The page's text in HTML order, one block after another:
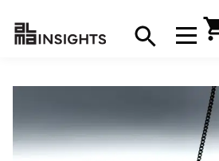
Hae